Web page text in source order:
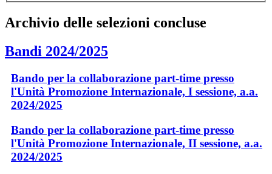
Archivio delle selezioni concluse
Bandi 2024/2025
Bando per la collaborazione part-time presso
l'Unità Promozione Internazionale, I sessione, a.a.
2024/2025
Bando per la collaborazione part-time presso
l'Unità Promozione Internazionale, II sessione, a.a.
2024/2025